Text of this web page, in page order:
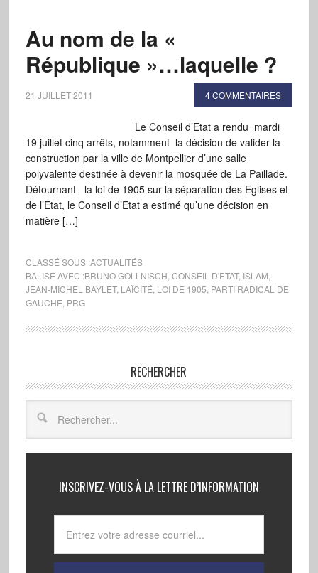
Au nom de la «
République »…laquelle ?
21 JUILLET 2011 4 COMMENTAIRES
Le Conseil d’Etat a rendu mardi
19 juillet cinq arrêts, notamment la décision de valider la
construction par la ville de Montpellier d’une salle
polyvalente destinée à devenir la mosquée de La Paillade.
Détournant la loi de 1905 sur la séparation des Eglises et
de l’Etat, le Conseil d’Etat a estimé qu’une décision en
matière […]
CLASSÉ SOUS :ACTUALITÉS
BALISÉ AVEC :BRUNO GOLLNISCH CONSEIL D'ETAT, ISLAM
JEAN-MICHEL BAYLET, LAÏCITÉ LOI DE 1905 PARTI RADICAL DE
GAUCHE PRG
RECHERCHER
INSCRIVEZ-VOUS À LA LETTRE D’INFORMATION